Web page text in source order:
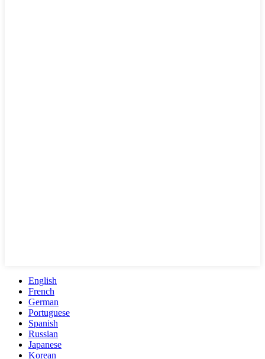
English
French
German
Portuguese
Spanish
Russian
Japanese
Korean